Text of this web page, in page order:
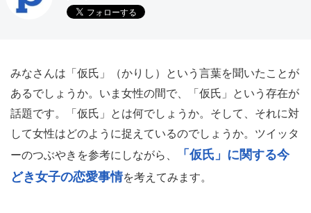
みなさんは「仮氏」（かりし）という言葉を聞いたことが
あるでしょうか。いま女性の間で、「仮氏」という存在が
話題です。「仮氏」とは何でしょうか。そして、それに対
して女性はどのように捉えているのでしょうか。ツイッタ
ーのつぶやきを参考にしながら、
「仮氏」に関する今
どき女子の恋愛事情を考えてみます。